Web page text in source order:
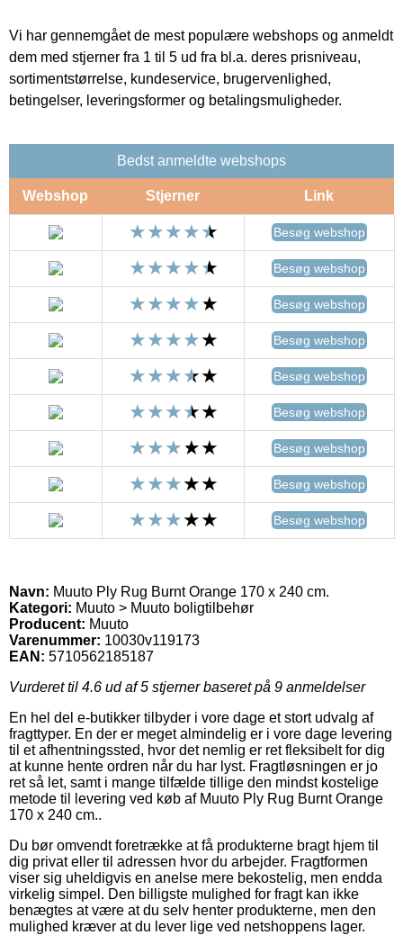
Vi har gennemgået de mest populære webshops og anmeldt
dem med stjerner fra 1 til 5 ud fra bl.a. deres prisniveau,
sortimentstørrelse, kundeservice, brugervenlighed,
betingelser, leveringsformer og betalingsmuligheder.
Bedst anmeldte webshops
Webshop Stjerner Link
Besøg webshop
Besøg webshop
Besøg webshop
Besøg webshop
Besøg webshop
Besøg webshop
Besøg webshop
Besøg webshop
Besøg webshop
Navn: Muuto Ply Rug Burnt Orange 170 x 240 cm.
Kategori: Muuto > Muuto boligtilbehør
Producent: Muuto
Varenummer: 10030v119173
EAN: 5710562185187
Vurderet til 4.6 ud af 5 stjerner baseret på 9 anmeldelser
En hel del e-butikker tilbyder i vore dage et stort udvalg af
fragttyper. En der er meget almindelig er i vore dage levering
til et afhentningssted, hvor det nemlig er ret fleksibelt for dig
at kunne hente ordren når du har lyst. Fragtløsningen er jo
ret så let, samt i mange tilfælde tillige den mindst kostelige
metode til levering ved køb af Muuto Ply Rug Burnt Orange
170 x 240 cm..
Du bør omvendt foretrække at få produkterne bragt hjem til
dig privat eller til adressen hvor du arbejder. Fragtformen
viser sig uheldigvis en anelse mere bekostelig, men endda
virkelig simpel. Den billigste mulighed for fragt kan ikke
benægtes at være at du selv henter produkterne, men den
mulighed kræver at du lever lige ved netshoppens lager.